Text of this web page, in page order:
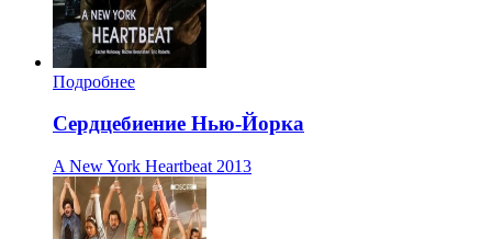
Подробнее
Сердцебиение Нью-Йорка
A New York Heartbeat 2013